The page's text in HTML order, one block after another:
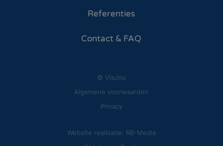
Referenties
Contact & FAQ
© ViaJou
Algemene voorwaarden
Privacy
Website realisatie: RB-Media